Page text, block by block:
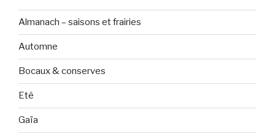
Almanach – saisons et frairies
Automne
Bocaux & conserves
Eté
Gaïa